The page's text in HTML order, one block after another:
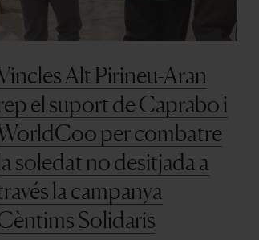
Alt Pirineu-Aran
el suport de Caprabo i
per combatre
soledat no desitjada a
la campanya
Solidaris